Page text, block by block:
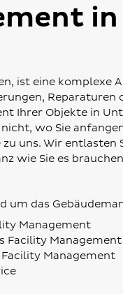
ist eine komplexe
Reparaturen
Ihrer Objekte in
wo Sie
zu uns. Wir
wie Sie es
um das
Management
Facility Management
Management